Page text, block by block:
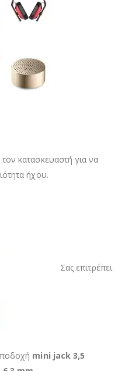
κατασκευαστή για να
ήχου.
Σας επιτρέπει
mini jack 3,5